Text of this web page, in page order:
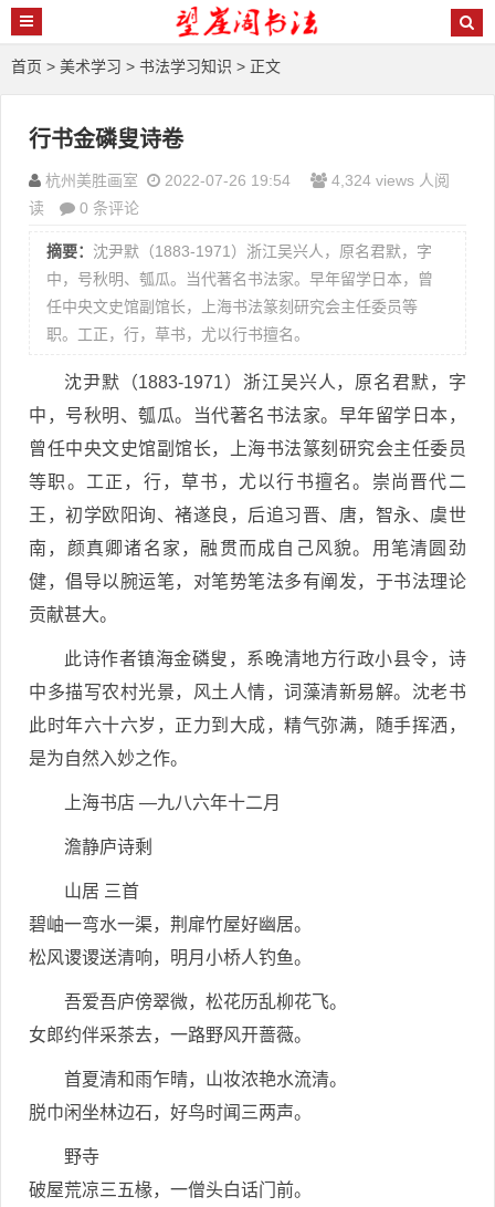
首页 > 美术学习 > 书法学习知识 > 正文
行书金磷叟诗卷
杭州美胜画室 2022-07-26 19:54
4,324 views 人阅
读
0 条评论
摘要： 沈尹默（1883-1971）浙江吴兴人，原名君默，字
中，号秋明、瓠瓜。当代著名书法家。早年留学日本，曾
任中央文史馆副馆长，上海书法篆刻研究会主任委员等
职。工正，行，草书，尤以行书擅名。
沈尹默（1883-1971）浙江吴兴人，原名君默，字
中，号秋明、瓠瓜。当代著名书法家。早年留学日本，
曾任中央文史馆副馆长，上海书法篆刻研究会主任委员
等职。工正，行，草书，尤以行书擅名。崇尚晋代二
王，初学欧阳询、褚遂良，后追习晋、唐，智永、虞世
南，颜真卿诸名家，融贯而成自己风貌。用笔清圆劲
健，倡导以腕运笔，对笔势笔法多有阐发，于书法理论
贡献甚大。
此诗作者镇海金磷叟，系晚清地方行政小县令，诗
中多描写农村光景，风土人情，词藻清新易解。沈老书
此时年六十六岁，正力到大成，精气弥满，随手挥洒，
是为自然入妙之作。
上海书店 —九八六年十二月
澹静庐诗剩
山居 三首
碧岫一弯水一渠，荆扉竹屋好幽居。
松风谡谡送清响，明月小桥人钓鱼。
吾爱吾庐傍翠微，松花历乱柳花飞。
女郎约伴采茶去，一路野风开蔷薇。
首夏清和雨乍晴，山妆浓艳水流清。
脱巾闲坐林边石，好鸟时闻三两声。
野寺
破屋荒凉三五椽，一僧头白话门前。